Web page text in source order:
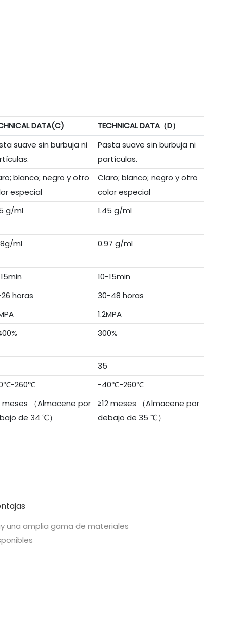
DATA(C)
TECHNICAL DATA（D）
suave sin burbuja ni
Pasta suave sin burbuja ni
partículas.
blanco; negro y otro
especial
Claro; blanco; negro y otro
color especial
g/ml 1.45 g/ml
ml 0.97 g/ml
10-15min
horas
30-48 horas
1.2MPA
300%
35
260℃
-40℃-260℃
meses （Almacene por
de 34 ℃）
≥12 meses （Almacene por
debajo de 35 ℃）
una amplia gama de materiales